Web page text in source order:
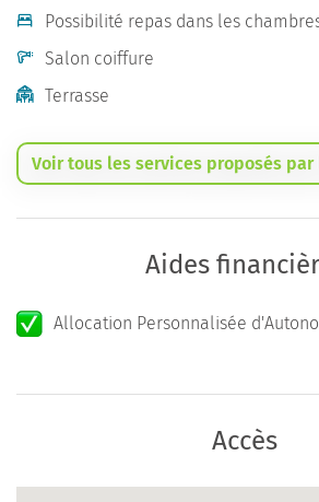
Possibilité repas dans les
Salon coiffure
Terrasse
Voir tous les services proposés
Aides
Allocation Personnalisée
Accès